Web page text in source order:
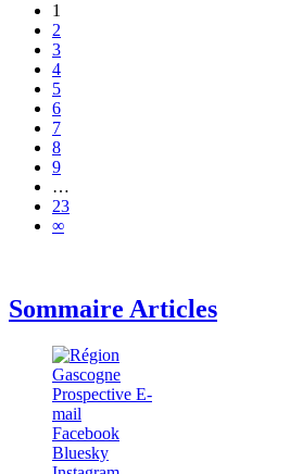
1
2
3
4
5
6
7
8
9
…
23
∞
Sommaire Articles